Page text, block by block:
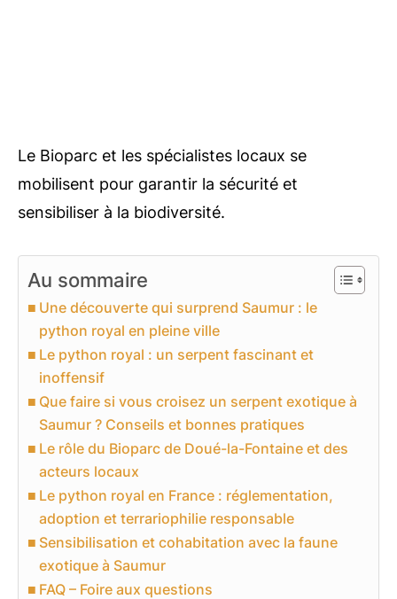
Le Bioparc et les spécialistes locaux se
mobilisent pour garantir la sécurité et
sensibiliser à la biodiversité.
Au sommaire
Une découverte qui surprend Saumur : le
python royal en pleine ville
Le python royal : un serpent fascinant et
inoffensif
Que faire si vous croisez un serpent exotique à
Saumur ? Conseils et bonnes pratiques
Le rôle du Bioparc de Doué-la-Fontaine et des
acteurs locaux
Le python royal en France : réglementation,
adoption et terrariophilie responsable
Sensibilisation et cohabitation avec la faune
exotique à Saumur
FAQ – Foire aux questions